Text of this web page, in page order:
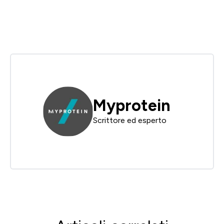
Myprotein
Scrittore ed esperto